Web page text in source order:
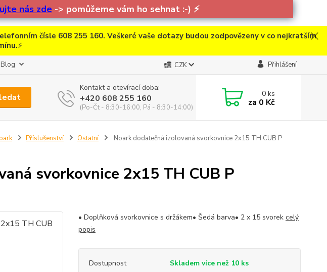
nás zde-> pomůžeme vám ho sehnat :-) ⚡
čísle 608 255 160. Veškeré vaše dotazy budou zodpovězeny v co nejkratším
⚡
Blog CZK Přihlášení
Kontakt a otevírací doba:
+420 608 255 160
(Po-Čt - 8:30-16:00, Pá - 8:30-14:00)
0ks
za 0 Kč
Příslušenství Ostatní
Noark dodatečná izolovaná svorkovnice 2x15 TH CUB P
svorkovnice 2x15 TH CUB P
• Doplňková svorkovnice s držákem• Šedá barva• 2 x 15 svorek celý
popis
Dostupnost
Skladem více než 10 ks